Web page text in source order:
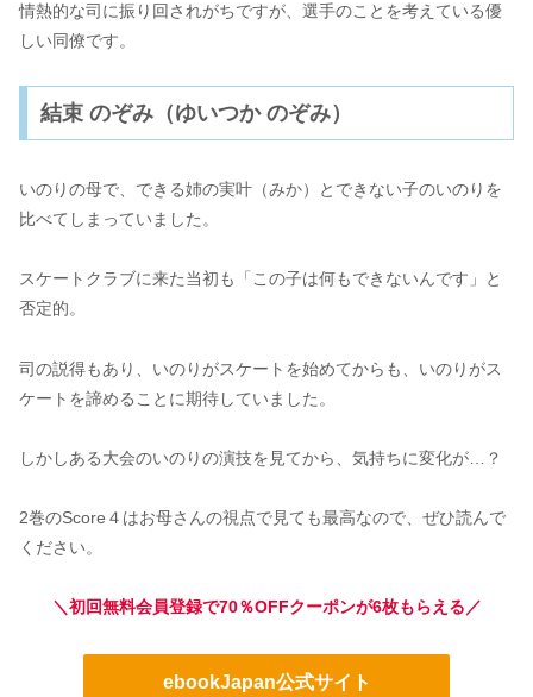
情熱的な司に振り回されがちですが、選手のことを考えている優
しい同僚です。
結束 のぞみ（ゆいつか のぞみ）
いのりの母で、できる姉の実叶（みか）とできない子のいのりを
比べてしまっていました。
スケートクラブに来た当初も「この子は何もできないんです」と
否定的。
司の説得もあり、いのりがスケートを始めてからも、いのりがス
ケートを諦めることに期待していました。
しかしある大会のいのりの演技を見てから、気持ちに変化が…？
2巻のScore４はお母さんの視点で見ても最高なので、ぜひ読んで
ください。
＼初回無料会員登録で70％OFFクーポンが6枚もらえる／
ebookJapan公式サイト